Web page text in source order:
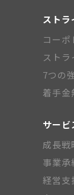
ストラ
コー
スト
7つの
着手金
サービ
成長
事業
経営支